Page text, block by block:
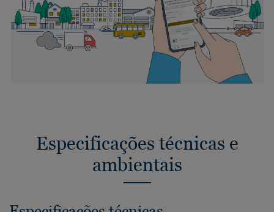
Especificações técnicas e
ambientais